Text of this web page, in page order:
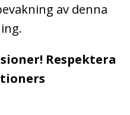
av denna
Respektera